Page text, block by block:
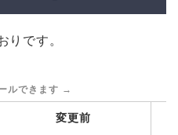
りです。
変更前